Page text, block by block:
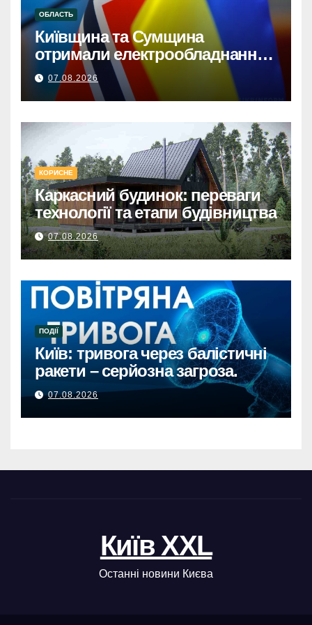
ОБЛАСТЬ
Київщина та Сумщина
отримали електрообладнання
від НорвегіїКиївщина та
Сумщина: Норвезька допомога
з електрообладнанням для
відновлення.
07.08.2026
КОРИСНЕ
Каркасний будинок: переваги
технології та етапи будівництва
07.08.2026
ПОДІЇ
Київ: тривога через балістичні
ракети – серйозна загроза.
07.08.2026
Київ XXL
Останні новини Києва